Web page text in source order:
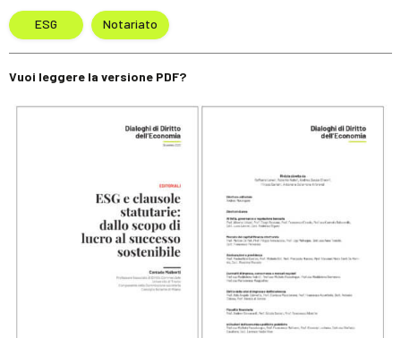
ESG Notariato
Vuoi leggere la versione PDF?